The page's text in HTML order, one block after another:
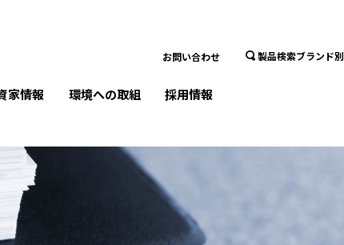
お問い合わせ 製品検索ブランド別
家情報 環境への取組 採用情報